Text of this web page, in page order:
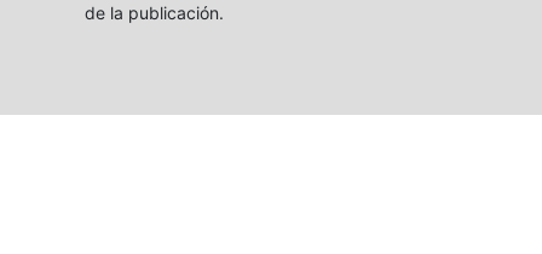
de la publicación.